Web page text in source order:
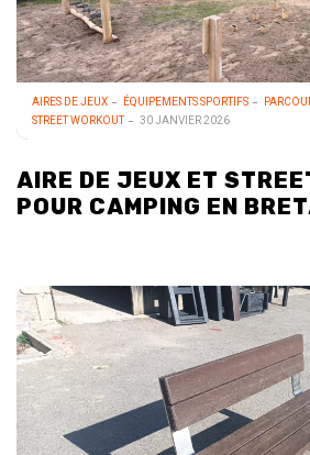
AIRES DE JEUX ÉQUIPEMENTS SPORTIFS
STREET WORKOUT
30 JANVIER 2026
AIRE DE JEUX ET
POUR CAMPING EN